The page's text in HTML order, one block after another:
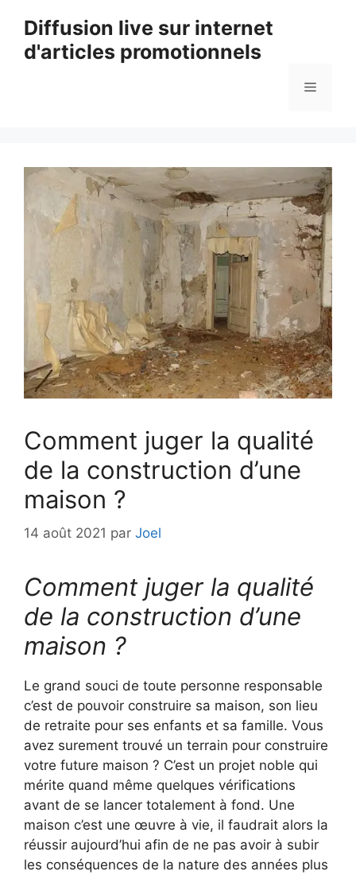
contenu
Diffusion live sur internet
d'articles promotionnels
Menu
Comment juger la qualité
de la construction d’une
maison ?
14 août 2021 par Joel
Comment juger la qualité
de la construction d’une
maison ?
Le grand souci de toute personne responsable
c’est de pouvoir construire sa maison, son lieu
de retraite pour ses enfants et sa famille. Vous
avez surement trouvé un terrain pour construire
votre future maison ? C’est un projet noble qui
mérite quand même quelques vérifications
avant de se lancer totalement à fond. Une
maison c’est une œuvre à vie, il faudrait alors la
réussir aujourd’hui afin de ne pas avoir à subir
les conséquences de la nature des années plus